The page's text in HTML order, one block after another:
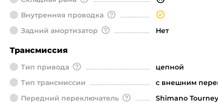
Внутренняя проводка
Задний амортизатор
Нет
Трансмиссия
Тип привода
цепной
Тип трансмиссии
с внешним
Передний переключатель
Shimano Tourney